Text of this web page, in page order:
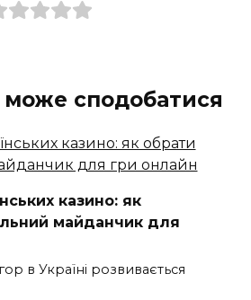
сподобатися
казино: як
майданчик для
в Україні розвивається